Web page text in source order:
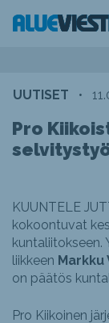
UUTISET •
Pro
KUUNTELE
kokoontuvat
kuntaliitokseen.
liikkeen Markku
on päätös
Pro Kiikoinen